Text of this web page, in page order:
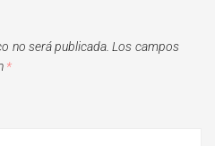
no será publicada. Los campos
*